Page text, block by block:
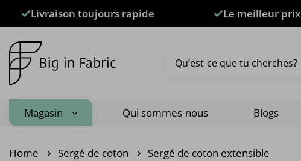
Livraison toujours rapide Le meilleur prix
pour :
Magasin Qui sommes-nous Blogs
Home Sergé de coton Sergé de coton extensible